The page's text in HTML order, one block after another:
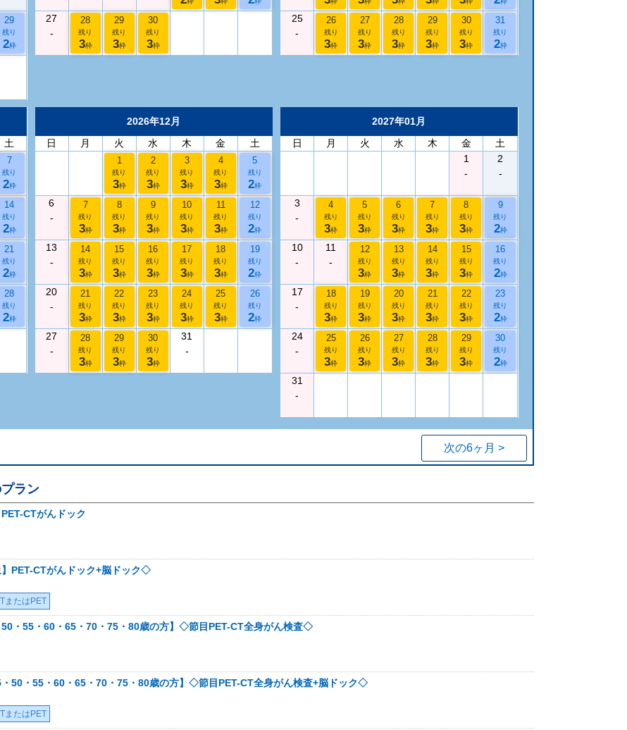
29
残り
2枠
27
-
28
残り
3枠
29
残り
3枠
30
残り
3枠
25
-
26
残り
3枠
27
残り
3枠
28
残り
3枠
29
残り
3枠
30
残り
3枠
31
残り
2枠
土
7
残り
2枠
14
残り
2枠
21
残り
2枠
28
残り
2枠
2026年12月
日
月 火 水 木 金 土
1
残り
3枠
2
残り
3枠
3
残り
3枠
4
残り
3枠
5
残り
2枠
6
-
7
残り
3枠
8
残り
3枠
9
残り
3枠
10
残り
3枠
11
残り
3枠
12
残り
2枠
13
-
14
残り
3枠
15
残り
3枠
16
残り
3枠
17
残り
3枠
18
残り
3枠
19
残り
2枠
20
-
21
残り
3枠
22
残り
3枠
23
残り
3枠
24
残り
3枠
25
残り
3枠
26
残り
2枠
27
-
28
残り
3枠
29
残り
3枠
30
残り
3枠
31
-
2027年01月
日
月 火 水 木 金
土
1
-
2
-
3
-
4
残り
3枠
5
残り
3枠
6
残り
3枠
7
残り
3枠
8
残り
3枠
9
残り
2枠
10
-
11
-
12
残り
3枠
13
残り
3枠
14
残り
3枠
15
残り
3枠
16
残り
2枠
17
-
18
残り
3枠
19
残り
3枠
20
残り
3枠
21
残り
3枠
22
残り
3枠
23
残り
2枠
24
-
25
残り
3枠
26
残り
3枠
27
残り
3枠
28
残り
3枠
29
残り
3枠
30
残り
2枠
31
-
次の6ヶ月 >
ラン
CTがんドック
PET-CTがんドック+脳ドック◇
またはPET
・55・60・65・70・75・80歳の方】◇節目PET-CT全身がん検査◇
・55・60・65・70・75・80歳の方】◇節目PET-CT全身がん検査+脳ドック◇
またはPET